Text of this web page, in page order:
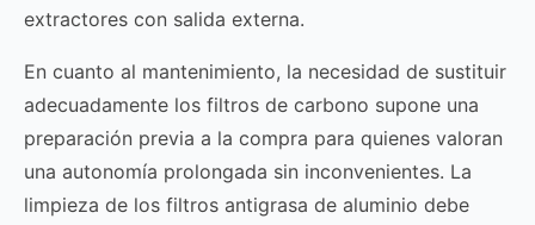
extractores con salida externa.
En cuanto al mantenimiento, la necesidad de sustituir
adecuadamente los filtros de carbono supone una
preparación previa a la compra para quienes valoran
una autonomía prolongada sin inconvenientes. La
limpieza de los filtros antigrasa de aluminio debe